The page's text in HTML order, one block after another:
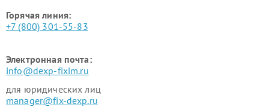
Горячая линия:
+7 (800) 301-55-83
Электронная почта:
info@dexp-fixim.ru
для юридических лиц
manager@fix-dexp.ru